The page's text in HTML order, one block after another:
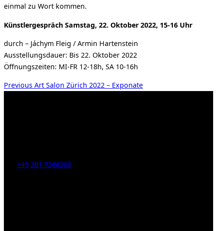
einmal zu Wort kommen.
Künstlergespräch Samstag, 22. Oktober 2022, 15-16 Uhr
durch – Jáchym Fleig / Armin Hartenstein
Ausstellungsdauer: Bis 22. Oktober 2022
Öffnungszeiten: MI-FR 12-18h, SA 10-16h
Beitragsnavigation
Previous
Previous Art Salon Zürich 2022 – Exponate
+49 201 7266203